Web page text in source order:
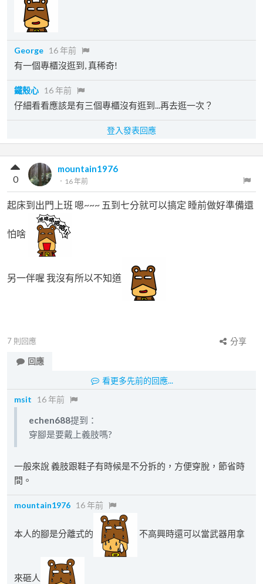
George 16 年前
有一個專櫃沒逛到, 真稀奇!
鐵殼心 16 年前
仔細看看應該是有三個專櫃沒有逛到...再去逛一次？
登入發表回應
mountain1976
． 16 年前
0
起床到出門上班 嗯~~~ 五到七分就可以搞定 睡前做好準備還
怕啥
另一伴喔 我沒有所以不知道
7 則回應
分享
回應
看更多先前的回應...
msit
16 年前
echen688提到：
穿腳是要戴上義肢嗎?
一般來說 義肢跟鞋子有時候是不分拆的，方便穿脫，節省時
間。
mountain1976 16 年前
本人的腳是分離式的 不高興時還可以當武器用拿
來砸人